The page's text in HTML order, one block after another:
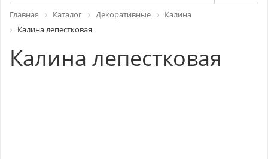
Главная Каталог Декоративные
Калина
Калина лепестковая
Калина лепестковая